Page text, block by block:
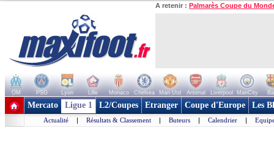
A retenir : Palmarès Coupe du
OM PSG Lyon Lille Monaco Chelsea Man Utd Arsenal Liverpool ManCity
+ de clubs
Mercato Ligue 1 L2/Coupes Etranger Coupe d'Europe Les
Actualité | Résultats & Classement | Buteurs | Calendrier |